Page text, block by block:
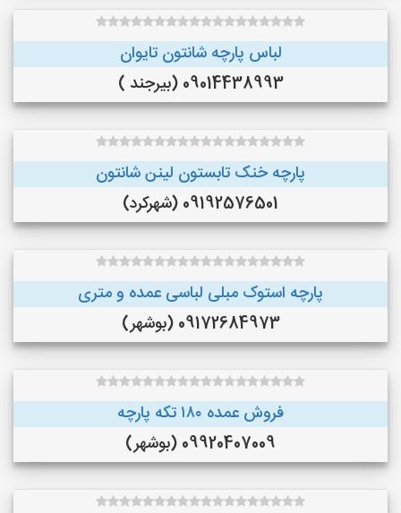
لباس پارچه شانتون تایوان
09014438993 (بیرجند )
پارچه خنک تابستون لینن شانتون
09192576501 (شهرکرد)
پارچه استوک مبلی لباسی عمده و متری
09172684973 (بوشهر)
فروش عمده ۱۸۰ تکه پارچه
09920407009 (بوشهر)